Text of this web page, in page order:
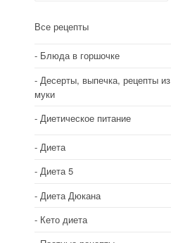
Все рецепты
Блюда в горшочке
Десерты, выпечка, рецепты из
муки
Диетическое питание
Диета
Диета 5
Диета Дюкана
Кето диета